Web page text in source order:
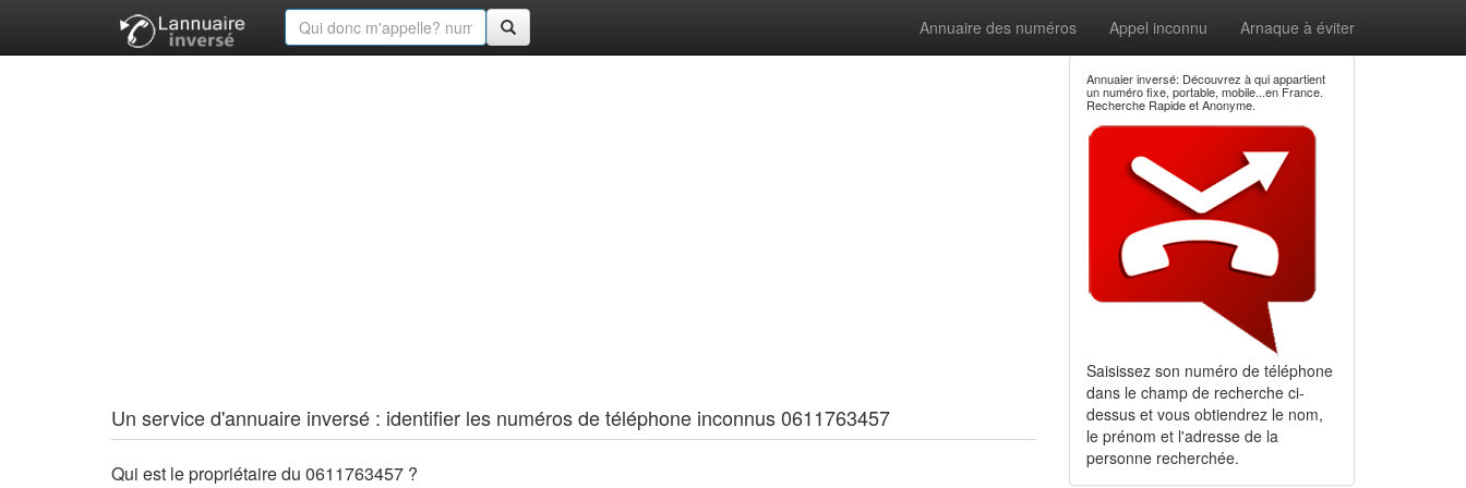
Annuaire des numéros Appel inconnu Arnaque à éviter
Un service d'annuaire inversé : identifier les numéros de téléphone inconnus 0611763457
Qui est le propriétaire du 0611763457 ?
Annuaier inversé: Découvrez à qui appartient
un numéro fixe, portable, mobile...en France.
Recherche Rapide et Anonyme.
Saisissez son numéro de téléphone
dans le champ de recherche ci-
dessus et vous obtiendrez le nom,
le prénom et l'adresse de la
personne recherchée.